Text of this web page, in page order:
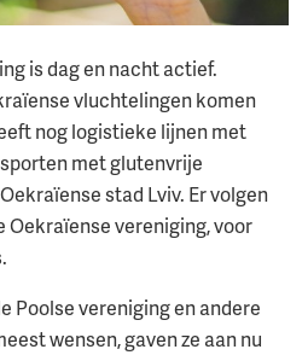
is dag en nacht actief.
vluchtelingen komen
nog logistieke lijnen met
met glutenvrije
stad Lviv. Er volgen
Oekraïense vereniging, voor
Poolse vereniging en andere
wensen, gaven ze aan nu